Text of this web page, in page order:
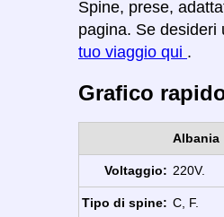
Spine, prese,
pagina. Se desideri
tuo viaggio qui .
Grafico
Albania
Voltaggio: 220V.
Tipo di spine: C, F.